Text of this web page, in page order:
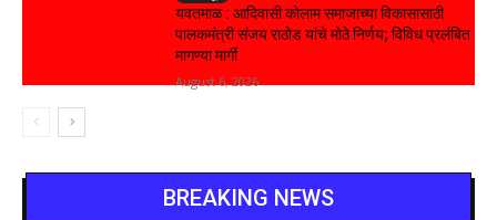
यवतमाळ : आदिवासी कोलाम समाजाच्या विकासासाठी
पालकमंत्री संजय राठोड यांचे मोठे निर्णय; विविध प्रलंबित
मागण्या मार्गी
August 6, 2026
BREAKING NEWS